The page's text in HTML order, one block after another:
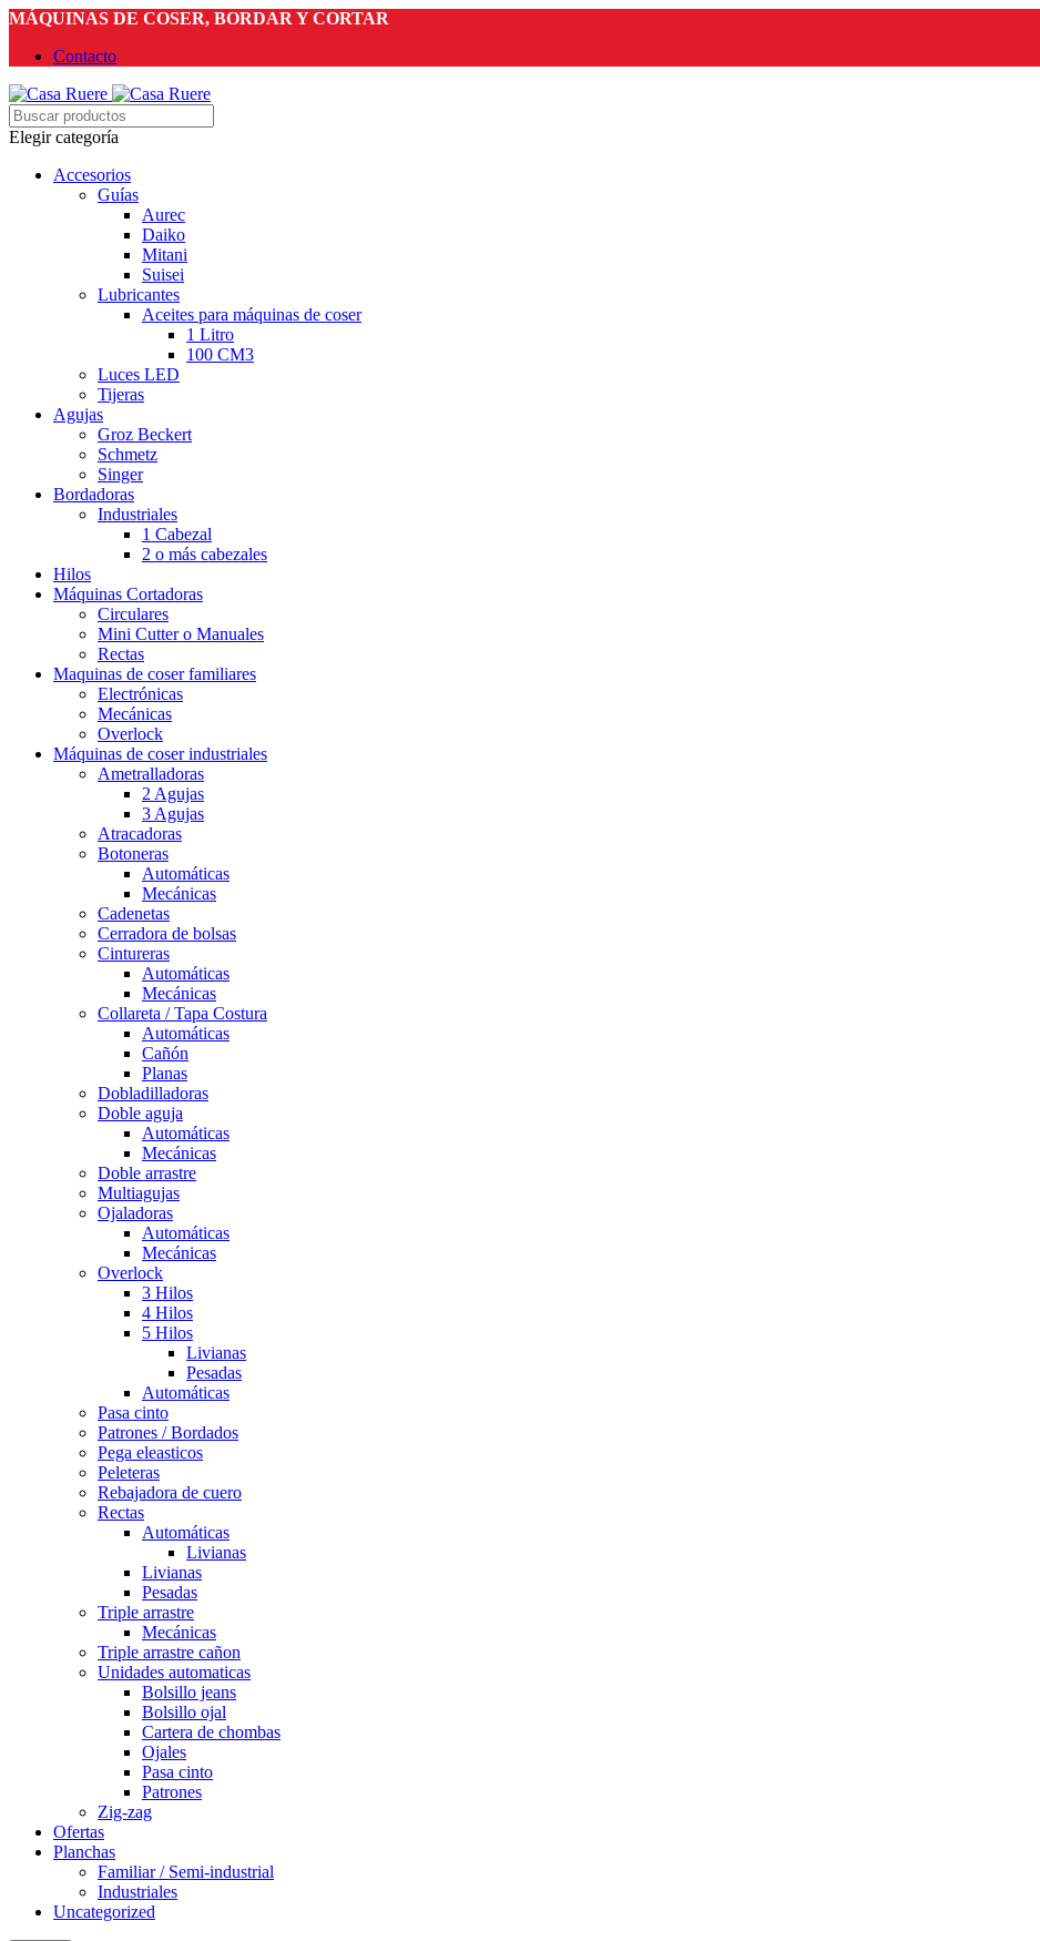
MÁQUINAS DE COSER, BORDAR Y CORTAR
Contacto
Elegir categoría
Accesorios
Guías
Aurec
Daiko
Mitani
Suisei
Lubricantes
Aceites para máquinas de coser
1 Litro
100 CM3
Luces LED
Tijeras
Agujas
Groz Beckert
Schmetz
Singer
Bordadoras
Industriales
1 Cabezal
2 o más cabezales
Hilos
Máquinas Cortadoras
Circulares
Mini Cutter o Manuales
Rectas
Maquinas de coser familiares
Electrónicas
Mecánicas
Overlock
Máquinas de coser industriales
Ametralladoras
2 Agujas
3 Agujas
Atracadoras
Botoneras
Automáticas
Mecánicas
Cadenetas
Cerradora de bolsas
Cintureras
Automáticas
Mecánicas
Collareta / Tapa Costura
Automáticas
Cañón
Planas
Dobladilladoras
Doble aguja
Automáticas
Mecánicas
Doble arrastre
Multiagujas
Ojaladoras
Automáticas
Mecánicas
Overlock
3 Hilos
4 Hilos
5 Hilos
Livianas
Pesadas
Automáticas
Pasa cinto
Patrones / Bordados
Pega eleasticos
Peleteras
Rebajadora de cuero
Rectas
Automáticas
Livianas
Livianas
Pesadas
Triple arrastre
Mecánicas
Triple arrastre cañon
Unidades automaticas
Bolsillo jeans
Bolsillo ojal
Cartera de chombas
Ojales
Pasa cinto
Patrones
Zig-zag
Ofertas
Planchas
Familiar / Semi-industrial
Industriales
Uncategorized